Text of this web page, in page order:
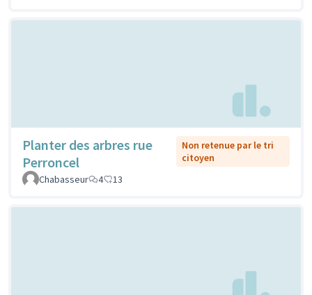
Planter des arbres rue
Perroncel
Non retenue par le tri
citoyen
Chabasseur
4 13